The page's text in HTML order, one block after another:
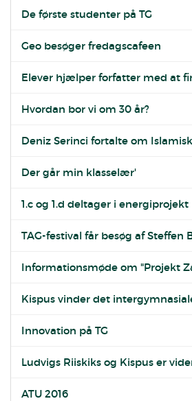
De første studenter på TG
Geo besøger fredagscafeen
Elever hjælper forfatter med at
Hvordan bor vi om 30 år?
Deniz Serinci fortalte om
Der går min klasselær'
1.c og 1.d deltager i energiprojekt
TAG-festival får besøg af Steffen
Informationsmøde om "Projekt
Kispus vinder det
Innovation på TG
Ludvigs Riiskiks og Kispus er
ATU 2016